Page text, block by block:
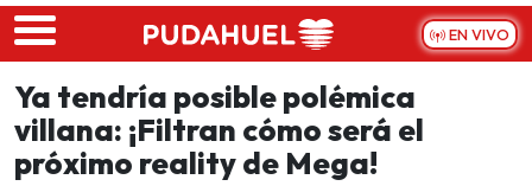
Skip to main content
EN VIVO
Ya tendría posible polémica
villana: ¡Filtran cómo será el
próximo reality de Mega!